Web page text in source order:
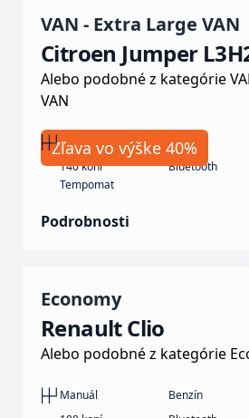
VAN - Extra Large VAN
Citroen Jumper
Alebo podobné z kategórie
VAN
Zľava vo výške 40%
Manuál Nafta
140 koní
Bluetooth
Tempomat
Podrobnosti
Economy
Renault Clio
Alebo podobné z kategórie
Manuál Benzín